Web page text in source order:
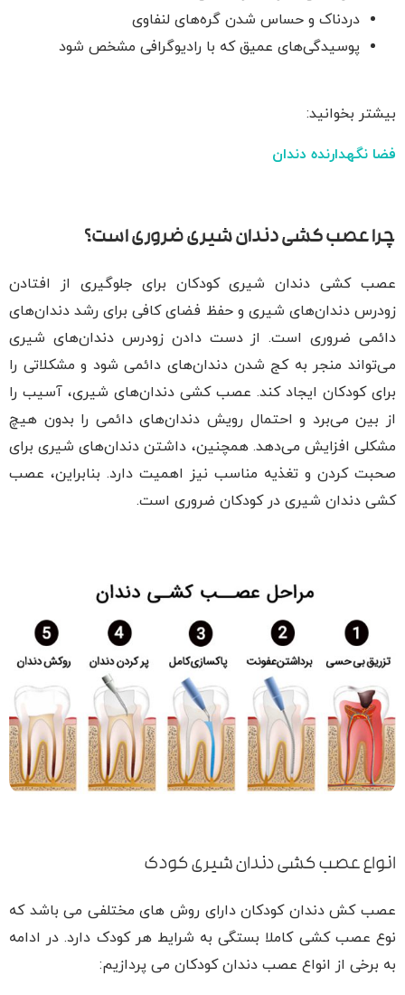
دردناک و حساس شدن گره‌های لنفاوی
پوسیدگی‌های عمیق که با رادیوگرافی مشخص شود
بیشتر بخوانید:
فضا نگهدارنده دندان
چرا عصب کشی دندان شیری ضروری است؟
عصب کشی دندان شیری کودکان برای جلوگیری از افتادن
زودرس دندان‌های شیری و حفظ فضای کافی برای رشد دندان‌های
دائمی ضروری است. از دست دادن زودرس دندان‌های شیری
می‌تواند منجر به کج شدن دندان‌های دائمی شود و مشکلاتی را
برای کودکان ایجاد کند. عصب کشی دندان‌های شیری، آسیب را
از بین می‌برد و احتمال رویش دندان‌های دائمی را بدون هیچ
مشکلی افزایش می‌دهد. همچنین، داشتن دندان‌های شیری برای
صحبت کردن و تغذیه مناسب نیز اهمیت دارد. بنابراین، عصب
کشی دندان شیری در کودکان ضروری است.
انواع عصب کشی دندان شیری کودک
عصب کش دندان کودکان دارای روش های مختلفی می باشد که
نوع عصب کشی کاملا بستگی به شرایط هر کودک دارد. در ادامه
به برخی از انواع عصب دندان کودکان می پردازیم: